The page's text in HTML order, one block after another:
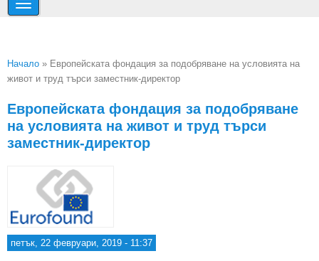
Вие сте тук
Начало » Европейската фондация за подобряване на условията на
живот и труд търси заместник-директор
Европейската фондация за подобряване
на условията на живот и труд търси
заместник-директор
петък, 22 февруари, 2019 - 11:37